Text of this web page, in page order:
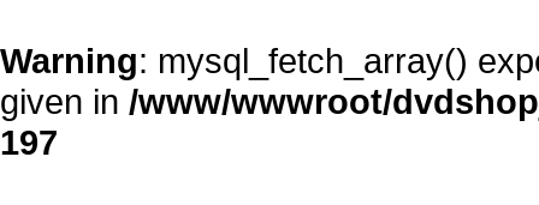
Warning: mysql_fetch_array()
given in /www/wwwroot/
197